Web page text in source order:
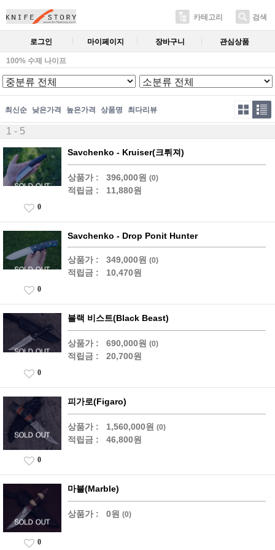
카테고리 검색
로그인 마이페이지 장바구니 관심상품
100% 수제 나이프
최신순 낮은가격 높은가격 상품명 최다리뷰
1 - 5
Savchenko - Kruiser(크뤼져)
상품가 : 396,000원 (0)
적립금 : 11,880원
0
Savchenko - Drop Ponit Hunter
상품가 : 349,000원 (0)
적립금 : 10,470원
0
블랙 비스트(Black Beast)
상품가 : 690,000원 (0)
적립금 : 20,700원
0
피가로(Figaro)
상품가 : 1,560,000원 (0)
적립금 : 46,800원
0
마블(Marble)
상품가 : 0원 (0)
0